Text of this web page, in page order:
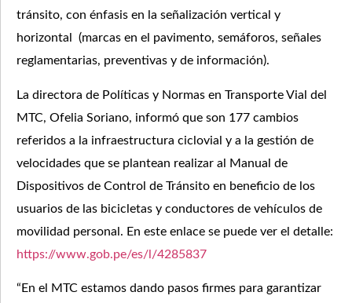
tránsito, con énfasis en la señalización vertical y
horizontal (marcas en el pavimento, semáforos, señales
reglamentarias, preventivas y de información).
La directora de Políticas y Normas en Transporte Vial del
MTC, Ofelia Soriano, informó que son 177 cambios
referidos a la infraestructura ciclovial y a la gestión de
velocidades que se plantean realizar al Manual de
Dispositivos de Control de Tránsito en beneficio de los
usuarios de las bicicletas y conductores de vehículos de
movilidad personal. En este enlace se puede ver el detalle:
https://www.gob.pe/es/l/4285837
“En el MTC estamos dando pasos firmes para garantizar